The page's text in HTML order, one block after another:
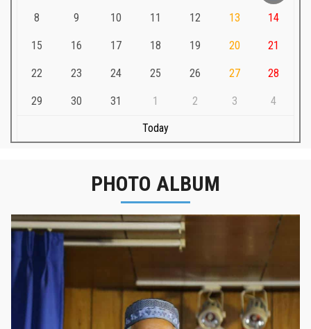
8 9 10 11 12 13 14
15 16 17 18 19 20 21
22 23 24 25 26 27 28
29 30 31 1 2 3 4
Today
PHOTO ALBUM